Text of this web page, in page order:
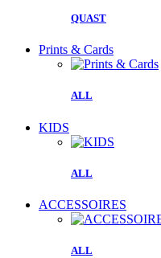
QUAST
Prints & Cards
ALL
KIDS
ALL
ACCESSOIRES
ALL